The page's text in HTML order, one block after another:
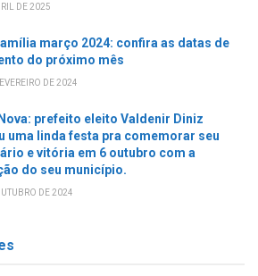
DE 2025
março 2024: confira as datas de
do próximo mês
DE 2024
prefeito eleito Valdenir Diniz
uma linda festa pra comemorar seu
e vitória em 6 outubro com a
do seu município.
DE 2024